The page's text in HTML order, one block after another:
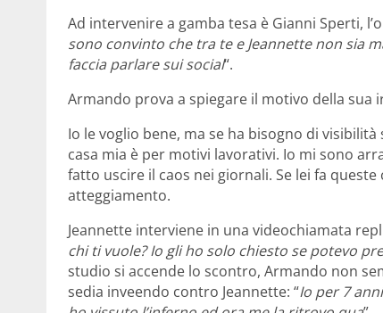
Ad intervenire a gamba tesa è Gianni Sperti,
sono convinto che tra te e Jeannette non sia
faccia parlare sui social“.
Armando prova a spiegare il motivo della sua
Io le voglio bene, ma se ha bisogno di
casa mia è per motivi lavorativi. Io mi sono
fatto uscire il caos nei giornali. Se lei fa
atteggiamento.
Jeannette interviene in una videochiamata
chi ti vuole? Io gli ho solo chiesto se potevo
studio si accende lo scontro, Armando non
sedia inveendo contro Jeannette: “Io per 7